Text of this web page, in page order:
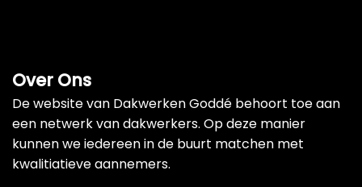
Over Ons
De website van Dakwerken Goddé behoort toe aan
een netwerk van dakwerkers. Op deze manier
kunnen we iedereen in de buurt matchen met
kwalitiatieve aannemers.